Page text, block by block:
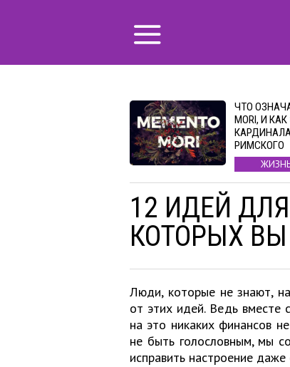
ЧТО
MORI, И
РИМСКОГО
12 ИДЕЙ
КОТОРЫХ
Люди, которые не знают,
от этих идей. Ведь вместе
на это никаких финансов
не быть голословным, мы
исправить настроение